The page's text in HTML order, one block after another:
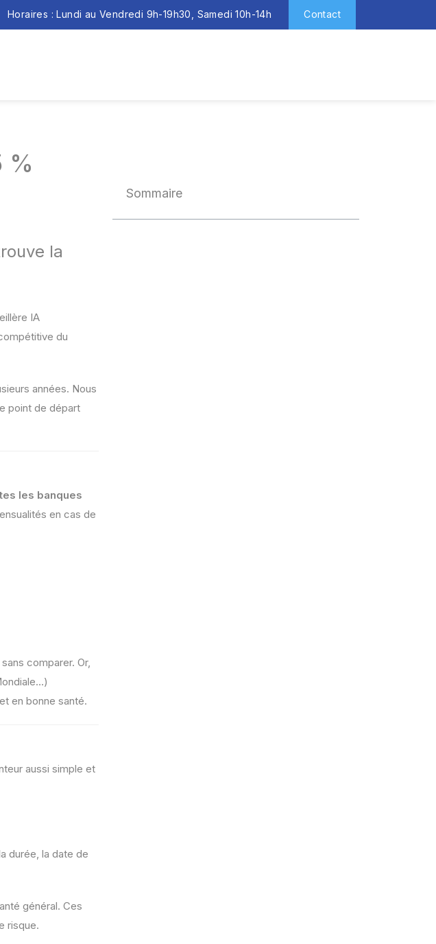
Horaires : Lundi au Vendredi 9h-19h30, Samedi 10h-14h Contact
%
la
IA
du
années. Nous
point de départ
les banques
en cas de
comparer. Or,
en bonne santé.
aussi simple et
durée, la date de
général. Ces
risque.
Sommaire